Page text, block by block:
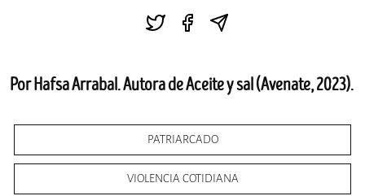
Por Hafsa Arrabal. Autora de Aceite y sal (Avenate, 2023).
PATRIARCADO
VIOLENCIA COTIDIANA